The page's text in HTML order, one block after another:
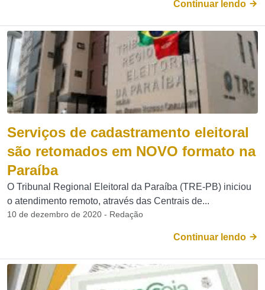
Continuar lendo
Serviços de cadastramento eleitoral
são retomados em NOVO formato na
Paraíba
O Tribunal Regional Eleitoral da Paraíba (TRE-PB) iniciou
o atendimento remoto, através das Centrais de...
10 de dezembro de 2020 - Redação
Continuar lendo